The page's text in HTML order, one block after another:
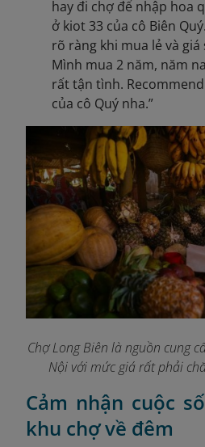
hay đi chợ để nhập hoa
ở kiot 33 của cô Biên
rõ ràng khi mua lẻ và
Mình mua 2 năm, năm
rất tận tình.
của cô Quý nha.”
Chợ Long Biên là nguồn cung
Nội với mức giá rất phải
Cảm nhận cuộc
khu chợ về đêm